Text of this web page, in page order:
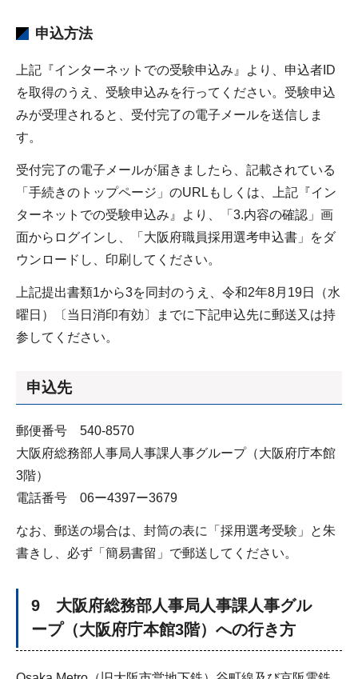
申込方法
上記『インターネットでの受験申込み』より、申込者ID
を取得のうえ、受験申込みを行ってください。受験申込
みが受理されると、受付完了の電子メールを送信しま
す。
受付完了の電子メールが届きましたら、記載されている
「手続きのトップページ」のURLもしくは、上記『イン
ターネットでの受験申込み』より、「3.内容の確認」画
面からログインし、「大阪府職員採用選考申込書」をダ
ウンロードし、印刷してください。
上記提出書類1から3を同封のうえ、令和2年8月19日（水
曜日）〔当日消印有効〕までに下記申込先に郵送又は持
参してください。
申込先
郵便番号 540-8570
大阪府総務部人事局人事課人事グループ（大阪府庁本館
3階）
電話番号 06ー4397ー3679
なお、郵送の場合は、封筒の表に「採用選考受験」と朱
書きし、必ず「簡易書留」で郵送してください。
9 大阪府総務部人事局人事課人事グル
ープ（大阪府庁本館3階）への行き方